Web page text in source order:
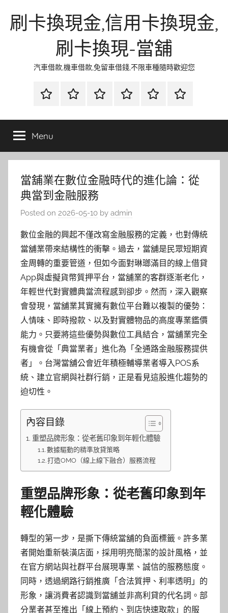
刷卡換現金,信用卡換現金,
刷卡換現-當舖
汽車借款,機車借款,免留車借錢,不限車種隨時歡迎您
首
當
金
網
資
流
時
環
清
聯
徵
Menu
當舖業在數位金融時代的進化論：從
典當到金融服務
Posted on 2026-05-10 by admin
數位金融的興起不僅改寫金融服務的定義，也對傳統
當舖業帶來結構性的衝擊。過去，當舖是民眾短期資
金周轉的重要管道，但如今面對琳瑯滿目的線上借貸
App與虛擬貨幣質押平台，當舖業的客群逐漸老化，
年輕世代對實體典當流程感到卻步。然而，深入觀察
會發現，當舖業其實擁有數位平台難以複製的優勢：
人情味、即時撥款、以及對實體物品的高度專業鑑價
能力。只要將這些優勢與數位工具結合，當舖業完全
有機會從「典當業者」進化為「全通路金融服務提供
者」。台灣當舖公會近年積極輔導業者導入POS系
統、建立官網與社群行銷，正是看見這股進化趨勢的
迫切性。
內容目錄
重塑品牌形象：從老舊印象到年輕化體驗
數據驅動的精準放貸策略
打造OMO（線上線下融合）服務流程
重塑品牌形象：從老舊印象到年
輕化體驗
轉型的第一步，是撕下傳統當舖的負面標籤。許多業
者開始重新裝潢店面，採用明亮簡潔的設計風格，並
在官方網站與社群平台展現專業、誠信的服務態度。
同時，透過網路行銷推廣「合法質押、利率透明」的
形象，讓消費者認識到當舖並非高利貸的代名詞。部
分業者甚至推出「線上預約、到店快速取款」的服